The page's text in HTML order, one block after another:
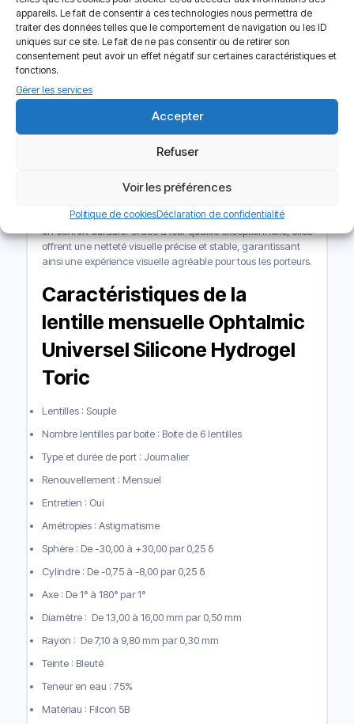
appareils. Le fait de consentir à ces technologies nous permettra de
traiter des données telles que le comportement de navigation ou les ID
uniques sur ce site. Le fait de ne pas consentir ou de retirer son
consentement peut avoir un effet négatif sur certaines caractéristiques et
fonctions.
Gérer les services
Accepter
Refuser
Voir les préférences
Politique de cookiesDéclaration de confidentialité
précise. Grâce à une conception torique stable et une
technologie avancée, ces lentilles corrigent efficacement
les irrégularités de la cornées liées à l’astigmatisme.
En réduisant les distorsions visuelles, ces lentilles
distances focales. Cette précision optique assurer une
exigeantes (lecture de petits caractères, conduite de nuit…).
Les lentilles Ophtalmic Universel Silicone Hydrogel Toric
une clarté visuelle inégalée, une adaptation sur mesure et
un confort durable. Grâce à leur qualité exceptionnelle, elles
offrent une netteté visuelle précise et stable, garantissant
ainsi une expérience visuelle agréable pour tous les porteurs.
Caractéristiques de la
lentille mensuelle Ophtalmic
Universel Silicone Hydrogel
Toric
Lentilles : Souple
Nombre lentilles par boite : Boite de 6 lentilles
Type et durée de port : Journalier
Renouvellement : Mensuel
Entretien : Oui
Amétropies : Astigmatisme
Sphère : De -30,00 à +30,00 par 0,25 δ
Cylindre : De -0,75 à -8,00 par 0,25 δ
Axe : De 1° à 180° par 1°
Diamètre : De 13,00 à 16,00 mm par 0,50 mm
Rayon : De 7,10 à 9,80 mm par 0,30 mm
Teinte : Bleuté
Teneur en eau : 75%
Matériau : Filcon 5B